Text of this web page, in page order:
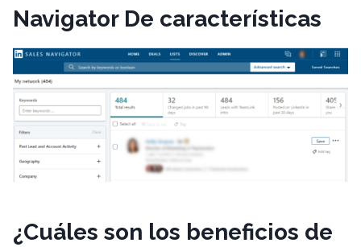
Navigator De características
¿Cuáles son los beneficios de